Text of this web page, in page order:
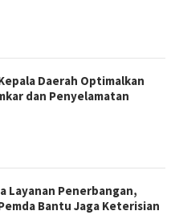
Daerah Optimalkan
dan Penyelamatan
Layanan Penerbangan,
Bantu Jaga Keterisian